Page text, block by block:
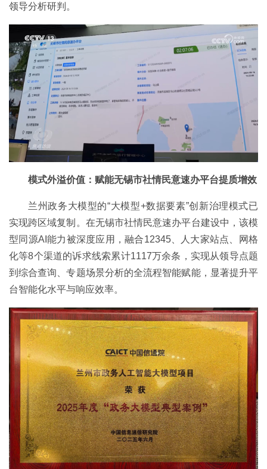
领导分析研判。
模式外溢价值：赋能无锡市社情民意速办平台提质增效
兰州政务大模型的“大模型+数据要素”创新治理模式已
实现跨区域复制。在无锡市社情民意速办平台建设中，该模
型同源AI能力被深度应用，融合12345、人大家站点、网格
化等8个渠道的诉求线索累计1117万余条，实现从领导点题
到综合查询、专题场景分析的全流程智能赋能，显著提升平
台智能化水平与响应效率。